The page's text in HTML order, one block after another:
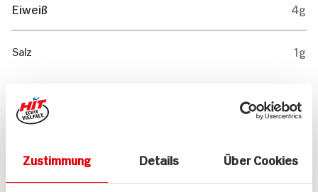
Zustimmung Details Über Cookies
Eiweiß 4g
Salz 1g